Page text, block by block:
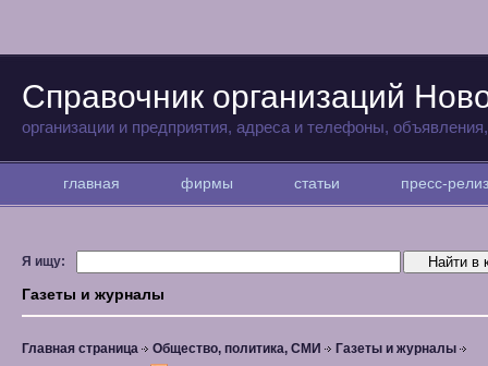
Справочник организаций
организации и предприятия, адреса и телефоны,
главная фирмы статьи пресс-
Я ищу:
Газеты и журналы
Главная страница Общество, политика, СМИ Газеты и журналы